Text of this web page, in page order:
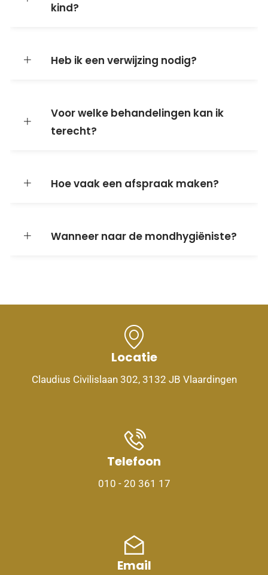
kind?
Heb ik een verwijzing nodig?
Voor welke behandelingen kan ik
terecht?
Hoe vaak een afspraak maken?
Wanneer naar de mondhygiëniste?
Locatie
Claudius Civilislaan 302, 3132 JB Vlaardingen
Telefoon
010 - 20 361 17
Email